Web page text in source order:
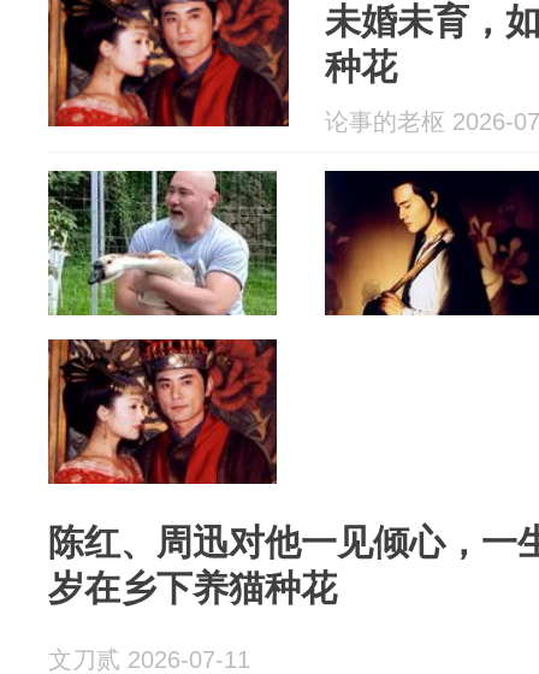
未婚未育，
种花
论事的老枢 2026-
陈红、周迅对他一见倾心，一
岁在乡下养猫种花
文刀贰 2026-07-11